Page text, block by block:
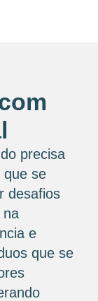
precisa
que se
desafios
na
e
que se